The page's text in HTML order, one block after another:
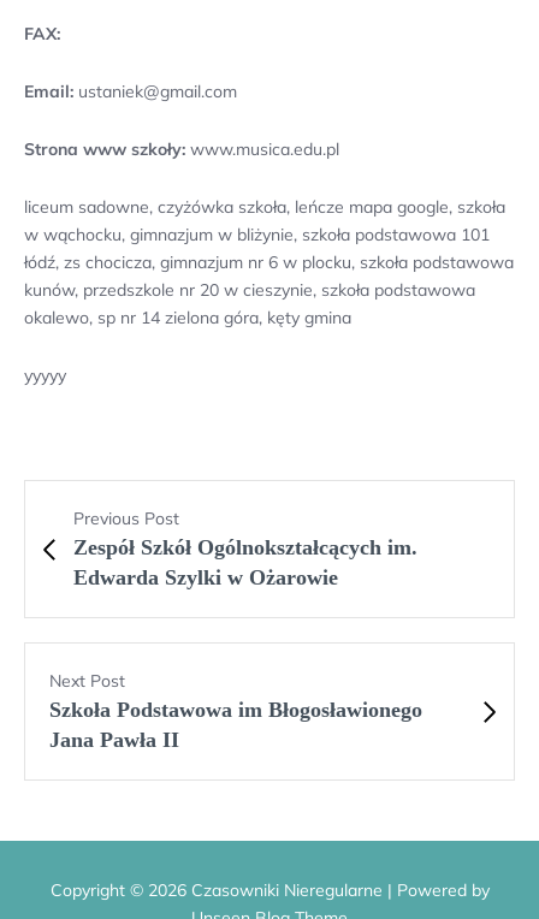
FAX:
Email: ustaniek@gmail.com
Strona www szkoły: www.musica.edu.pl
liceum sadowne, czyżówka szkoła, leńcze mapa google, szkoła
w wąchocku, gimnazjum w bliżynie, szkoła podstawowa 101
łódź, zs chocicza, gimnazjum nr 6 w plocku, szkoła podstawowa
kunów, przedszkole nr 20 w cieszynie, szkoła podstawowa
okalewo, sp nr 14 zielona góra, kęty gmina
yyyyy
Previous Post
Zespół Szkół Ogólnokształcących im.
Edwarda Szylki w Ożarowie
Next Post
Szkoła Podstawowa im Błogosławionego
Jana Pawła II
Copyright © 2026 Czasowniki Nieregularne | Powered by